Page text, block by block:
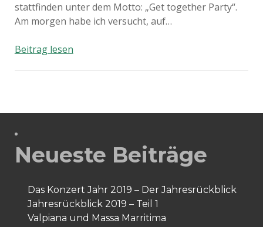
NIGHTMARES
IMPRESSUM
stattfinden unter dem Motto: „Get together Party“.
Am morgen habe ich versucht, auf…
Beitrag lesenThe
Neueste Beiträge
Das Konzert Jahr 2019 – Der Jahresrückblick
Jahresrückblick 2019 – Teil 1
Valpiana und Massa Marritima